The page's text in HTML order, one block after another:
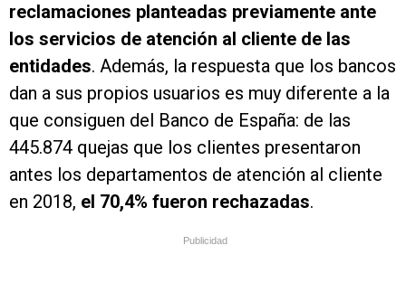
reclamaciones planteadas previamente ante
los servicios de atención al cliente de las
entidades. Además, la respuesta que los bancos
dan a sus propios usuarios es muy diferente a la
que consiguen del Banco de España: de las
445.874 quejas que los clientes presentaron
antes los departamentos de atención al cliente
en 2018, el 70,4% fueron rechazadas.
Publicidad